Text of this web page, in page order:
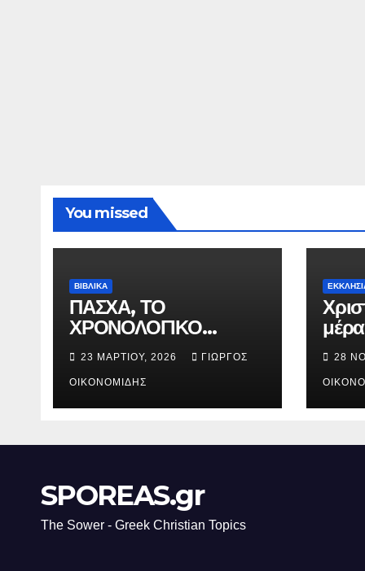
You missed
ΒΙΒΛΙΚΑ
ΠΑΣΧΑ, ΤΟ
ΧΡΟΝΟΛΟΓΙΚΟ
ΔΙΑΓΡΑΜΜΑ ΤΗΣ
ΣΤΑΥΡΩΣΕΩΣ.
23 ΜΑΡΤΊΟΥ, 2026 ΓΙΏΡΓΟΣ
ΟΙΚΟΝΟΜΊΔΗΣ
28
SPOREAS.gr
The Sower - Greek Christian Topics